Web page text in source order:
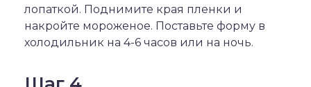
лопаткой. Поднимите края пленки и
накройте мороженое. Поставьте форму в
холодильник на 4-6 часов или на ночь.